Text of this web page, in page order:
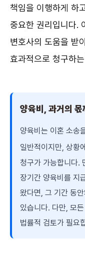
책임을 이행하게 하
중요한 권리입니다.
변호사의 도움을 받
효과적으로 청구하
양육비, 과거의
양육비는 이혼 소송
일반적이지만, 상황
청구가 가능합니다.
장기간 양육비를 지
왔다면, 그 기간 동
있습니다. 다만, 모
법률적 검토가 필요